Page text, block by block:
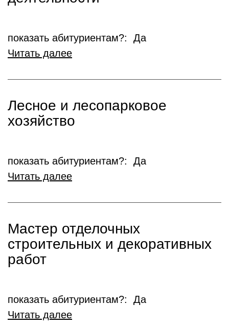
показать абитуриентам?: Да
Читать далее
Лесное и лесопарковое
хозяйство
показать абитуриентам?: Да
Читать далее
Мастер отделочных
строительных и декоративных
работ
показать абитуриентам?: Да
Читать далее